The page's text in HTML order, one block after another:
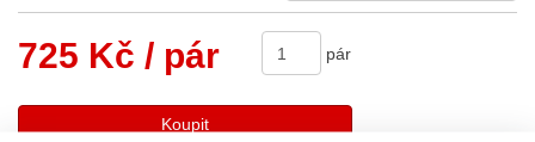
725 Kč / pár pár
Koupit